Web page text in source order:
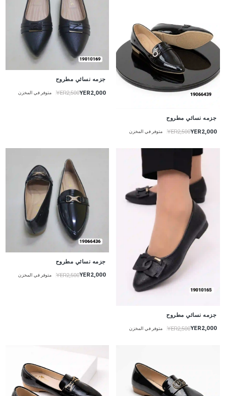
جزمه نسائي مطروح
YER2,000
YER2,500 متوفر في المخزن
جزمه نسائي مطروح
YER2,000
YER2,500 متوفر في المخزن
جزمه نسائي مطروح
YER2,000
YER2,500 متوفر في المخزن
جزمه نسائي مطروح
YER2,000
YER2,500 متوفر في المخزن